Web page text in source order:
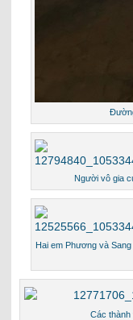
Người vô gia
Hai em Phương và
Các thành